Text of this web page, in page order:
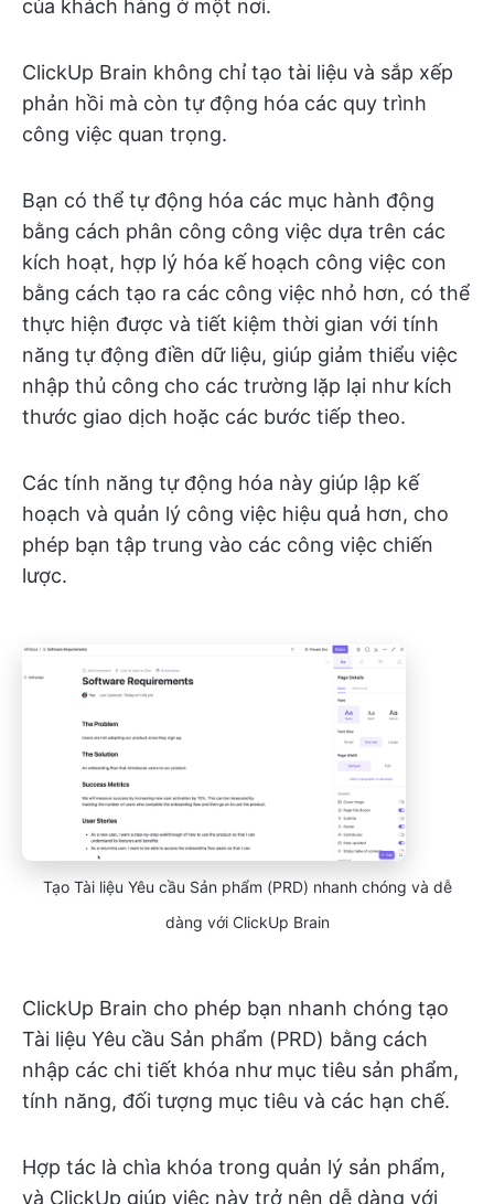
của khách hàng ở một nơi.
ClickUp Brain không chỉ tạo tài liệu và sắp xếp
phản hồi mà còn tự động hóa các quy trình
công việc quan trọng.
Bạn có thể tự động hóa các mục hành động
bằng cách phân công công việc dựa trên các
kích hoạt, hợp lý hóa kế hoạch công việc con
bằng cách tạo ra các công việc nhỏ hơn, có thể
thực hiện được và tiết kiệm thời gian với tính
năng tự động điền dữ liệu, giúp giảm thiểu việc
nhập thủ công cho các trường lặp lại như kích
thước giao dịch hoặc các bước tiếp theo.
Các tính năng tự động hóa này giúp lập kế
hoạch và quản lý công việc hiệu quả hơn, cho
phép bạn tập trung vào các công việc chiến
lược.
Tạo Tài liệu Yêu cầu Sản phẩm (PRD) nhanh chóng và dễ
dàng với ClickUp Brain
ClickUp Brain cho phép bạn nhanh chóng tạo
Tài liệu Yêu cầu Sản phẩm (PRD) bằng cách
nhập các chi tiết khóa như mục tiêu sản phẩm,
tính năng, đối tượng mục tiêu và các hạn chế.
Hợp tác là chìa khóa trong quản lý sản phẩm,
và ClickUp giúp việc này trở nên dễ dàng với